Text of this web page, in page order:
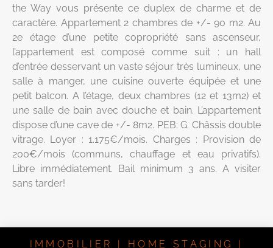
the Way vous présente ce duplex de charme et de
caractère. Appartement 2 chambres de +/- 90 m2. Au
2e étage d’une petite copropriété sans ascenseur,
l’appartement est composé comme suit : un hall
d’entrée desservant un vaste séjour très lumineux, une
salle à manger, une cuisine ouverte équipée et une
petit balcon. A l’étage, deux chambres (12 et 13m2) et
une salle de bain avec douche et bain. L’appartement
dispose d’une cave de +/- 8m2. PEB: G. Châssis double
vitrage. Loyer : 1.175€/mois. Charges : Provision de
200€/mois (communs, chauffage et eau privatifs).
Libre immédiatement. Bail minimum 3 ans. A visiter
sans tarder!
IMMOBILIER | HOME STAGING |